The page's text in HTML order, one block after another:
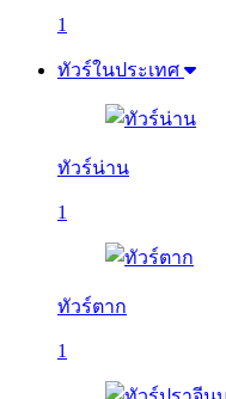
1
ทัวร์ในประเทศ
ทัวร์น่าน
1
ทัวร์ตาก
1